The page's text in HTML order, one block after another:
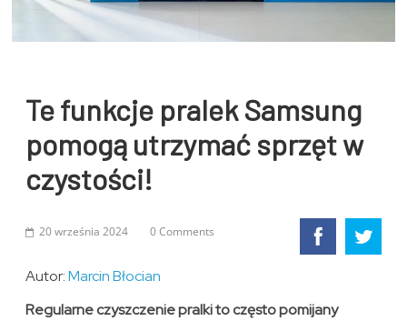
Te funkcje pralek Samsung
pomogą utrzymać sprzęt w
czystości!
20 września 2024 0 Comments
Autor:Marcin Błocian
Regularne czyszczenie pralki to często pomijany